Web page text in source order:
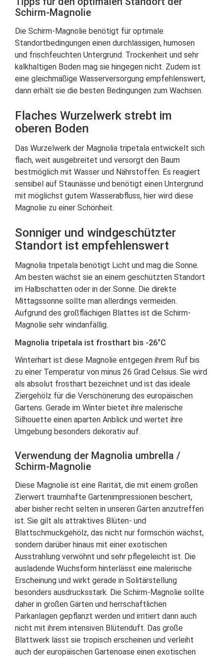
Schirm-Magnolie
Die Schirm-Magnolie benötigt für optimale
Standortbedingungen einen durchlässigen, humosen
und frischfeuchten Untergrund. Trockenheit und sehr
kalkhaltigen Boden mag sie hingegen nicht. Zudem ist
eine gleichmäßige Wasserversorgung empfehlenswert,
dann erhält sie die besten Bedingungen zum Wachsen.
Flaches Wurzelwerk strebt im
oberen Boden
Das Wurzelwerk der Magnolia tripetala entwickelt sich
flach, weit ausgebreitet und versorgt den Baum
bestmöglich mit Wasser und Nährstoffen. Es reagiert
sensibel auf Staunässe und benötigt einen Untergrund
mit möglichst gutem Wasserabfluss, hier wird diese
Magnolie zu einer Schönheit.
Sonniger und windgeschützter
Standort ist empfehlenswert
Magnolia tripetala benötigt Licht und mag die Sonne.
Am besten wächst sie an einem geschützten Standort
im Halbschatten oder in der Sonne. Die direkte
Mittagssonne sollte man allerdings vermeiden.
Aufgrund des großflächigen Blattes ist die Schirm-
Magnolie sehr windanfällig.
Magnolia tripetala ist frosthart bis -26°C
Winterhart ist diese Magnolie entgegen ihrem Ruf bis
zu einer Temperatur von minus 26 Grad Celsius. Sie wird
als absolut frosthart bezeichnet und ist das ideale
Ziergehölz für die Verschönerung des europäischen
Gartens. Gerade im Winter bietet ihre malerische
Silhouette einen aparten Anblick und wertet ihre
Umgebung besonders dekorativ auf.
Verwendung der Magnolia umbrella /
Schirm-Magnolie
Diese Magnolie ist eine Rarität, die mit einem großen
Zierwert traumhafte Gartenimpressionen beschert,
aber bisher recht selten in unseren Gärten anzutreffen
ist. Sie gilt als attraktives Blüten- und
Blattschmuckgehölz, das nicht nur formschön wächst,
sondern darüber hinaus mit einer exotischen
Ausstrahlung verwöhnt und sehr pflegeleicht ist. Die
ausladende Wuchsform hinterlässt eine malerische
Erscheinung und wirkt gerade in Solitärstellung
besonders ausdrucksstark. Die Schirm-Magnolie sollte
daher in großen Gärten und herrschaftlichen
Parkanlagen gepflanzt werden und irritiert dann auch
nicht mit ihrem intensiven Blütenduft. Das große
Blattwerk lässt sie tropisch erscheinen und verleiht
auch der europäischen Gartenoase einen exotischen